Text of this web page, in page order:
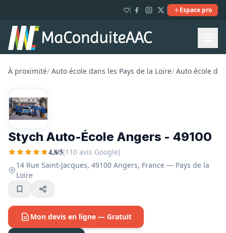
Espace pro
À proximité/ Auto école dans les Pays de la Loire/ Auto école
Stych Auto-École Angers - 49100
4,8/5(110 avis Google)
14 Rue Saint-Jacques, 49100 Angers, France — Pays de la
Loire
Mon devis en ligne — Gratuit